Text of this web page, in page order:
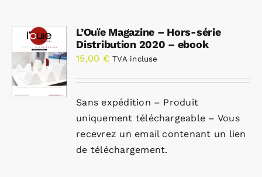
L’Ouïe Magazine – Hors-série
Distribution 2020 – ebook
15,00 € TVA incluse
Sans expédition – Produit
uniquement téléchargeable – Vous
recevrez un email contenant un lien
de téléchargement.